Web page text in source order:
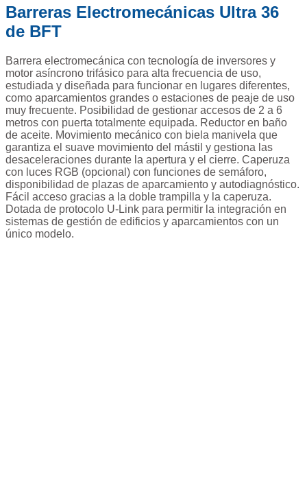
Barreras Electromecánicas Ultra 36
de BFT
Barrera electromecánica con tecnología de inversores y
motor asíncrono trifásico para alta frecuencia de uso,
estudiada y diseñada para funcionar en lugares diferentes,
como aparcamientos grandes o estaciones de peaje de uso
muy frecuente. Posibilidad de gestionar accesos de 2 a 6
metros con puerta totalmente equipada. Reductor en baño
de aceite. Movimiento mecánico con biela manivela que
garantiza el suave movimiento del mástil y gestiona las
desaceleraciones durante la apertura y el cierre. Caperuza
con luces RGB (opcional) con funciones de semáforo,
disponibilidad de plazas de aparcamiento y autodiagnóstico.
Fácil acceso gracias a la doble trampilla y la caperuza.
Dotada de protocolo U-Link para permitir la integración en
sistemas de gestión de edificios y aparcamientos con un
único modelo.